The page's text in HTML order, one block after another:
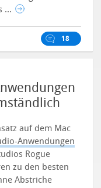
...
18
auf dem Mac
Anwendungen
Rogue
zu den besten
Abstriche